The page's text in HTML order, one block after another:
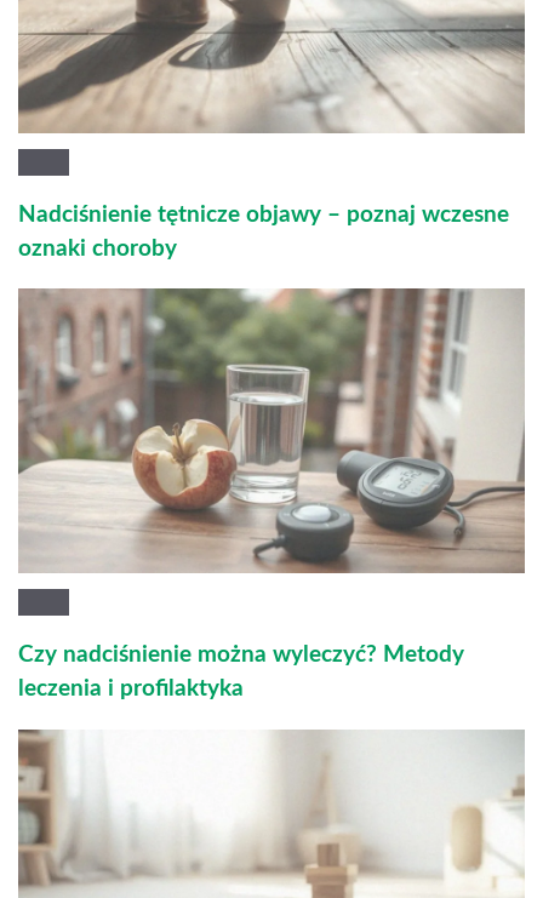
Nadciśnienie tętnicze objawy – poznaj wczesne
oznaki choroby
Czy nadciśnienie można wyleczyć? Metody
leczenia i profilaktyka